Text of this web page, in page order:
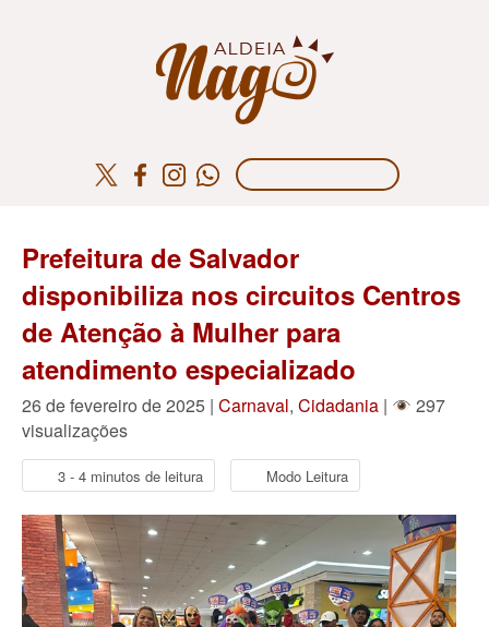
Prefeitura de Salvador
disponibiliza nos circuitos Centros
de Atenção à Mulher para
atendimento especializado
26 de fevereiro de 2025 | Carnaval, Cidadania |
297
visualizações
3 - 4 minutos de leitura Modo Leitura